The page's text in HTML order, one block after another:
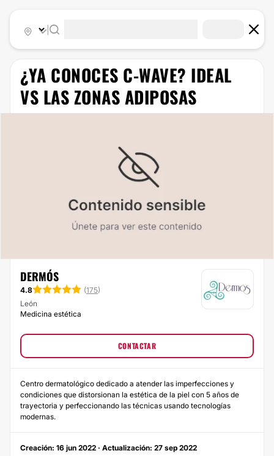
¿YA CONOCES C-WAVE? IDEAL
VS LAS ZONAS ADIPOSAS
DERMÓS
4.8 (175)
León
Medicina estética
CONTACTAR
Centro dermatológico dedicado a atender las imperfecciones y
condiciones que distorsionan la estética de la piel con 5 años de
trayectoria y perfeccionando las técnicas usando tecnologías
modernas.
Creación: 16 jun 2022 · Actualización: 27 sep 2022